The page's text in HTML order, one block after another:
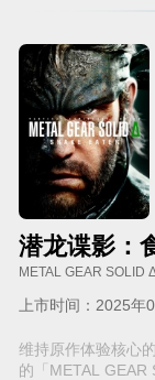
潜龙谍影：
METAL GEAR SOLID
上市时间：2025年
维持原作体验核心
的「METAL GEAR